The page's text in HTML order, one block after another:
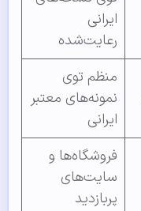
ایرانی
رعایت‌شده
منظم توی
نمونه‌های معتبر
ایرانی
فروشگاه‌ها و
سایت‌های
پربازدید